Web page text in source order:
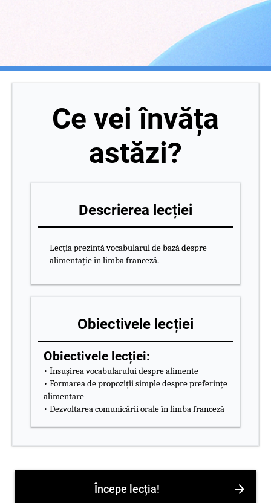
Ce vei învăța
astăzi?
Descrierea lecției
Lecția prezintă vocabularul de bază despre
alimentație în limba franceză.
Obiectivele lecției
Obiectivele lecției:
• Însușirea vocabularului despre alimente
• Formarea de propoziții simple despre preferințe
alimentare
• Dezvoltarea comunicării orale în limba franceză
Începe lecția!